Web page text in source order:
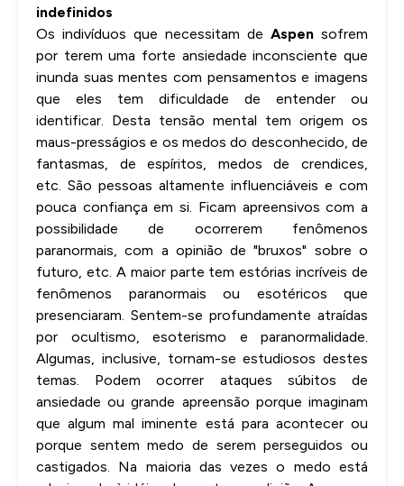
indefinidos
Os indivíduos que necessitam de Aspen sofrem
por terem uma forte ansiedade inconsciente que
inunda suas mentes com pensamentos e imagens
que eles tem dificuldade de entender ou
identificar. Desta tensão mental tem origem os
maus-presságios e os medos do desconhecido, de
fantasmas, de espíritos, medos de crendices,
etc. São pessoas altamente influenciáveis e com
pouca confiança em si. Ficam apreensivos com a
possibilidade de ocorrerem fenômenos
paranormais, com a opinião de "bruxos" sobre o
futuro, etc. A maior parte tem estórias incríveis de
fenômenos paranormais ou esotéricos que
presenciaram. Sentem-se profundamente atraídas
por ocultismo, esoterismo e paranormalidade.
Algumas, inclusive, tornam-se estudiosos destes
temas. Podem ocorrer ataques súbitos de
ansiedade ou grande apreensão porque imaginam
que algum mal iminente está para acontecer ou
porque sentem medo de serem perseguidos ou
castigados. Na maioria das vezes o medo está